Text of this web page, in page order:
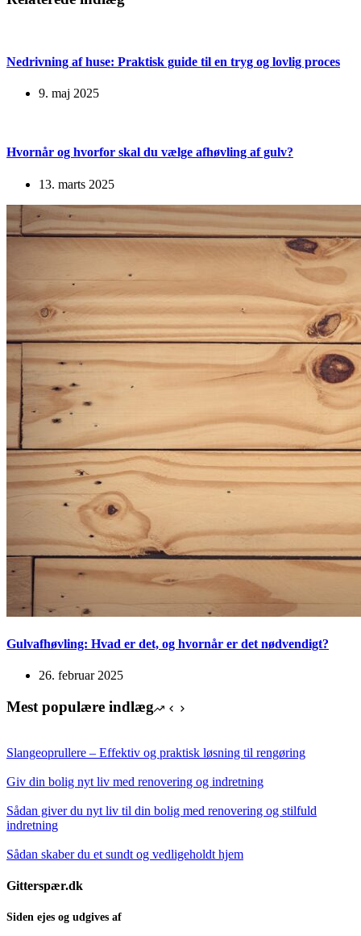
Nedrivning af huse: Praktisk guide til en tryg og lovlig proces
9. maj 2025
Hvornår og hvorfor skal du vælge afhøvling af gulv?
13. marts 2025
Gulvafhøvling: Hvad er det, og hvornår er det nødvendigt?
26. februar 2025
Mest populære indlæg
Slangeoprullere – Effektiv og praktisk løsning til rengøring
Giv din bolig nyt liv med renovering og indretning
Sådan giver du nyt liv til din bolig med renovering og stilfuld
indretning
Sådan skaber du et sundt og vedligeholdt hjem
Gitterspær.dk
Siden ejes og udgives af